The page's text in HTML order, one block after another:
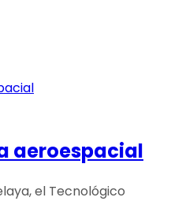
aeroespacial
el Tecnológico